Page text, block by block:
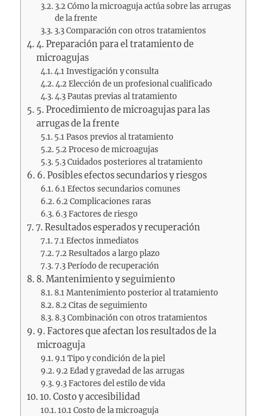
3.2 Cómo la microaguja actúa sobre las arrugas
de la frente
3.3 Comparación con otros tratamientos
4. Preparación para el tratamiento de
microagujas
4.1 Investigación y consulta
4.2 Elección de un profesional cualificado
4.3 Pautas previas al tratamiento
5. Procedimiento de microagujas para las
arrugas de la frente
5.1 Pasos previos al tratamiento
5.2 Proceso de microagujas
5.3 Cuidados posteriores al tratamiento
6. Posibles efectos secundarios y riesgos
6.1 Efectos secundarios comunes
6.2 Complicaciones raras
6.3 Factores de riesgo
7. Resultados esperados y recuperación
7.1 Efectos inmediatos
7.2 Resultados a largo plazo
7.3 Período de recuperación
8. Mantenimiento y seguimiento
8.1 Mantenimiento posterior al tratamiento
8.2 Citas de seguimiento
8.3 Combinación con otros tratamientos
9. Factores que afectan los resultados de la
microaguja
9.1 Tipo y condición de la piel
9.2 Edad y gravedad de las arrugas
9.3 Factores del estilo de vida
10. Costo y accesibilidad
10.1 Costo de la microaguja